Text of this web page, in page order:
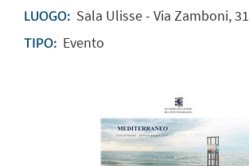
LUOGO: Sala Ulisse - Via Zamboni, 31
TIPO: Evento